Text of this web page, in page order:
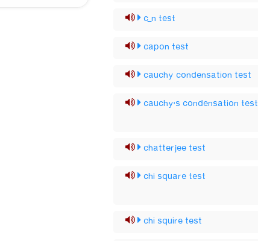
c_n test
capon test
cauchy condensation test
cauchy's condensation test
chatterjee test
chi square test
chi squire test